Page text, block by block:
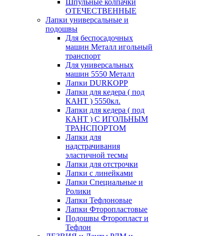
Шпульные колпачки
ОТЕЧЕСТВЕННЫЕ
Лапки универсальные и
подошвы
Для беспосадочных
машин Металл игольный
транспорт
Для универсальных
машин 5550 Металл
Лапки DURKOPP
Лапки для кедера ( под
КАНТ ) 5550кл.
Лапки для кедера ( под
КАНТ ) С ИГОЛЬНЫМ
ТРАНСПОРТОМ
Лапки для
надстрачивания
эластичной тесмы
Лапки для отстрочки
Лапки с линейками
Лапки Специальные и
Ролики
Лапки Тефлоновые
Лапки Фторопластовые
Подошвы Фторопласт и
Тефлон